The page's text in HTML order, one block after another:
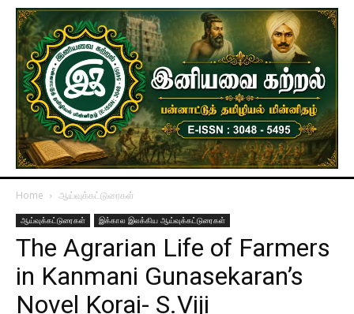
Home ஆய்வுக்கட்டுரைகள்
ஆய்வுக்கட்டுரைகள் இக்கால இலக்கிய ஆய்வுக்கட்டுரைகள்
The Agrarian Life of Farmers
in Kanmani Gunasekaran’s
Novel Korai- S.Viji